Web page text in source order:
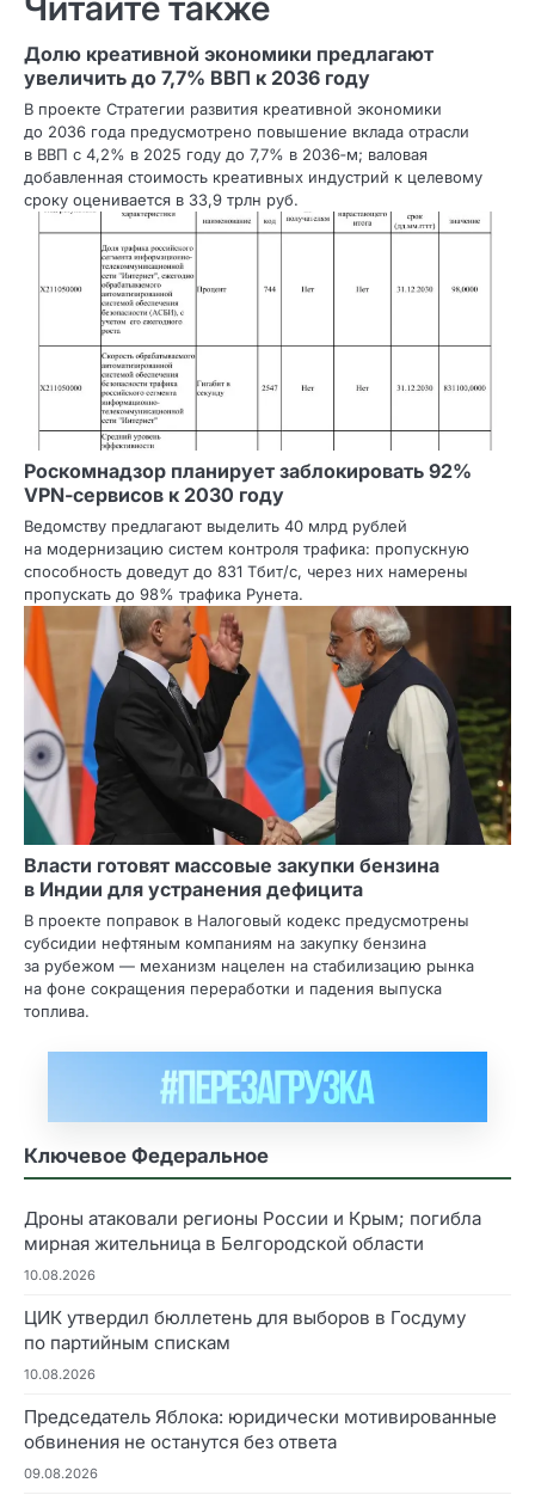
Долю креативной экономики предлагают
увеличить до 7,7% ВВП к 2036 году
В проекте Стратегии развития креативной экономики
до 2036 года предусмотрено повышение вклада отрасли
в ВВП с 4,2% в 2025 году до 7,7% в 2036‑м; валовая
добавленная стоимость креативных индустрий к целевому
сроку оценивается в 33,9 трлн руб.
Роскомнадзор планирует заблокировать 92%
VPN‑сервисов к 2030 году
Ведомству предлагают выделить 40 млрд рублей
на модернизацию систем контроля трафика: пропускную
способность доведут до 831 Тбит/с, через них намерены
пропускать до 98% трафика Рунета.
Власти готовят массовые закупки бензина
в Индии для устранения дефицита
В проекте поправок в Налоговый кодекс предусмотрены
субсидии нефтяным компаниям на закупку бензина
за рубежом — механизм нацелен на стабилизацию рынка
на фоне сокращения переработки и падения выпуска
топлива.
Ключевое Федеральное
Дроны атаковали регионы России и Крым; погибла
мирная жительница в Белгородской области
10.08.2026
ЦИК утвердил бюллетень для выборов в Госдуму
по партийным спискам
10.08.2026
Председатель Яблока: юридически мотивированные
обвинения не останутся без ответа
09.08.2026